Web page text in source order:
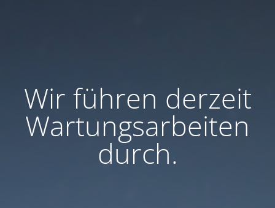
Wir führen derzeit
Wartungsarbeiten
durch.